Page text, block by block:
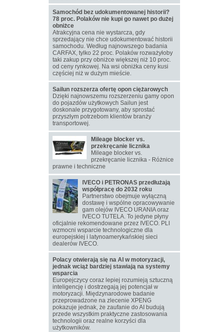
Samochód bez udokumentowanej historii?
78 proc. Polaków nie kupi go nawet po dużej
obniżce
Atrakcyjna cena nie wystarcza, gdy
sprzedający nie chce udokumentować historii
samochodu. Według najnowszego badania
CARFAX, tylko 22 proc. Polaków rozważyłoby
taki zakup przy obniżce większej niż 10 proc.
od ceny rynkowej. Na wsi obniżka ceny kusi
częściej niż w dużym mieście.
Sailun rozszerza ofertę opon ciężarowych
Dzięki najnowszemu rozszerzeniu gamy opon
do pojazdów użytkowych Sailun jest
doskonale przygotowany, aby sprostać
przyszłym potrzebom klientów branży
transportowej.
Mileage blocker vs.
przekręcanie licznika
Mileage blocker vs.
przekręcanie licznika - Różnice
prawne i techniczne
IVECO i PETRONAS przedłużają
współpracę do 2032 roku
Partnerstwo obejmuje wyłączną
dostawę i wspólne opracowywanie
gam olejów IVECO URANIA oraz
IVECO TUTELA. To jedyne płyny
oficjalnie rekomendowane przez IVECO. PLI
wzmocni wsparcie technologiczne dla
europejskiej i latynoamerykańskiej sieci
dealerów IVECO.
Polacy otwierają się na AI w motoryzacji,
jednak wciąż bardziej stawiają na systemy
wsparcia
Europejczycy coraz lepiej rozumieją sztuczną
inteligencję i dostrzegają jej potencjał w
motoryzacji. Międzynarodowe badanie
przeprowadzone na zlecenie XPENG
pokazuje jednak, że zaufanie do AI budują
przede wszystkim praktyczne zastosowania
technologii oraz realne korzyści dla
użytkowników.